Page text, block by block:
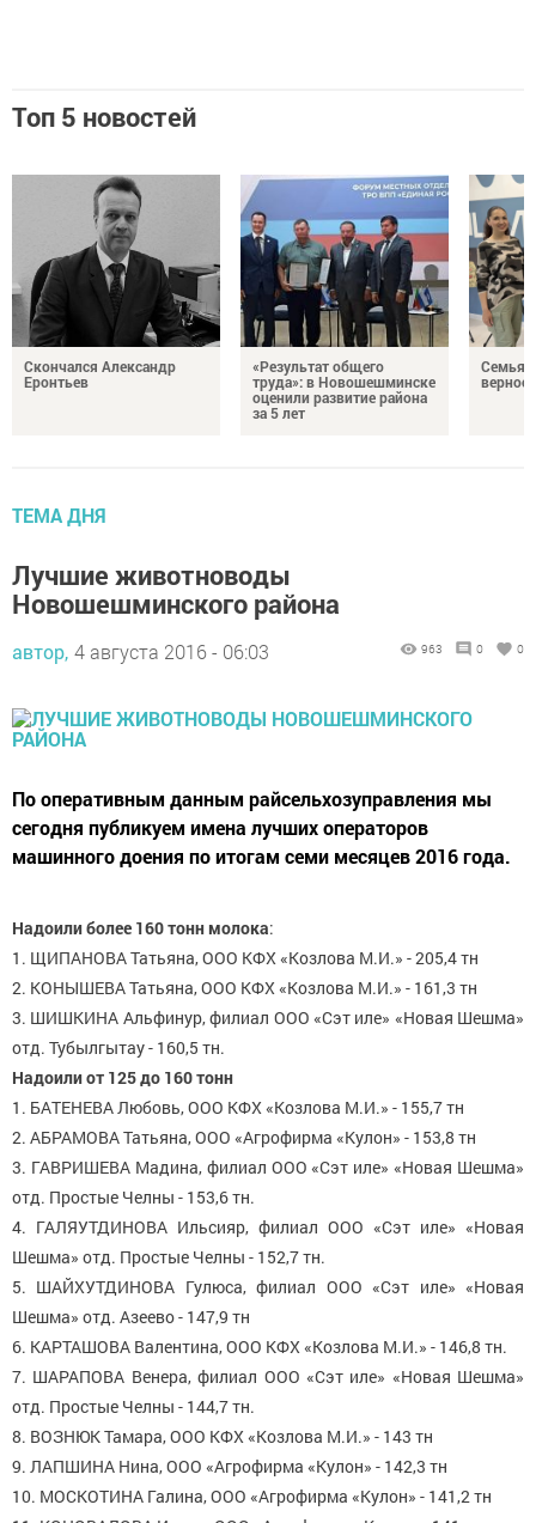
Топ 5 новостей
Скончался Александр
Еронтьев
«Результат общего
труда»: в Новошешминске
оценили развитие района
за 5 лет
Семья
ТЕМА ДНЯ
Лучшие животноводы
Новошешминского района
автор, 4 августа 2016 - 06:03 963 0 0
По оперативным данным райсельхозуправления мы
сегодня публикуем имена лучших операторов
машинного доения по итогам семи месяцев 2016 года.
Надоили более 160 тонн молока:
1. ЩИПАНОВА Татьяна, ООО КФХ «Козлова М.И.» - 205,4 тн
2. КОНЫШЕВА Татьяна, ООО КФХ «Козлова М.И.» - 161,3 тн
3. ШИШКИНА Альфинур, филиал ООО «Сэт иле» «Новая Шешма»
отд. Тубылгытау - 160,5 тн.
Надоили от 125 до 160 тонн
1. БАТЕНЕВА Любовь, ООО КФХ «Козлова М.И.» - 155,7 тн
2. АБРАМОВА Татьяна, ООО «Агрофирма «Кулон» - 153,8 тн
3. ГАВРИШЕВА Мадина, филиал ООО «Сэт иле» «Новая Шешма»
отд. Простые Челны - 153,6 тн.
4. ГАЛЯУТДИНОВА Ильсияр, филиал ООО «Сэт иле» «Новая
Шешма» отд. Простые Челны - 152,7 тн.
5. ШАЙХУТДИНОВА Гулюса, филиал ООО «Сэт иле» «Новая
Шешма» отд. Азеево - 147,9 тн
6. КАРТАШОВА Валентина, ООО КФХ «Козлова М.И.» - 146,8 тн.
7. ШАРАПОВА Венера, филиал ООО «Сэт иле» «Новая Шешма»
отд. Простые Челны - 144,7 тн.
8. ВОЗНЮК Тамара, ООО КФХ «Козлова М.И.» - 143 тн
9. ЛАПШИНА Нина, ООО «Агрофирма «Кулон» - 142,3 тн
10. МОСКОТИНА Галина, ООО «Агрофирма «Кулон» - 141,2 тн